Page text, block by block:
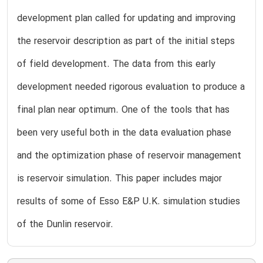
development plan called for updating and improving
the reservoir description as part of the initial steps
of field development. The data from this early
development needed rigorous evaluation to produce a
final plan near optimum. One of the tools that has
been very useful both in the data evaluation phase
and the optimization phase of reservoir management
is reservoir simulation. This paper includes major
results of some of Esso E&P U.K. simulation studies
of the Dunlin reservoir.